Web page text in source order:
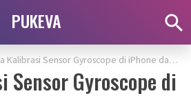
PUKEVA
Kalibrasi Sensor Gyroscope di iPhone dan iPad
Sensor Gyroscope di